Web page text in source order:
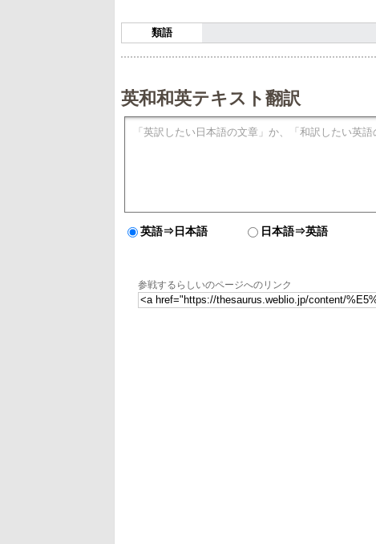
類語
英和和英テキスト翻訳
英語⇒日本語 日本語⇒英語
参戦するらしいのページへのリンク